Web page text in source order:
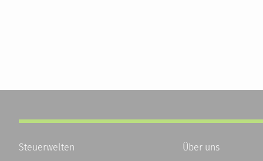
Steuerwelten
Über uns